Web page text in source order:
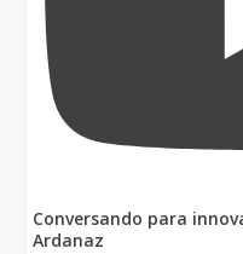
Conversando para
Ardanaz